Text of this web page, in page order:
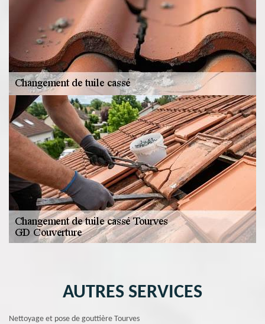
AUTRES SERVICES
Nettoyage et pose de gouttière Tourves